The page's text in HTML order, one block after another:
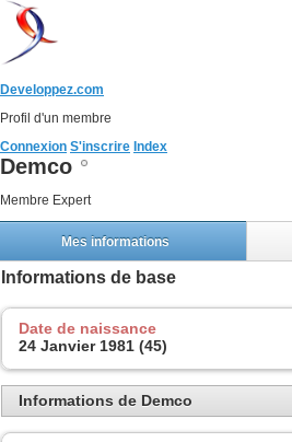
Developpez.com
Profil d'un membre
Connexion S'inscrire Index
Demco
Membre Expert
Mes informations
Informations de base
Date de naissance
24 Janvier 1981 (45)
Informations de Demco